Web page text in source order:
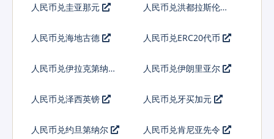
人民币兑圭亚那元
人民币兑洪都拉斯伦皮
人民币兑海地古德 人民币兑ERC20代币
人民币兑伊拉克第纳尔 人民币兑伊朗里亚尔
人民币兑泽西英镑 人民币兑牙买加元
人民币兑约旦第纳尔 人民币兑肯尼亚先令